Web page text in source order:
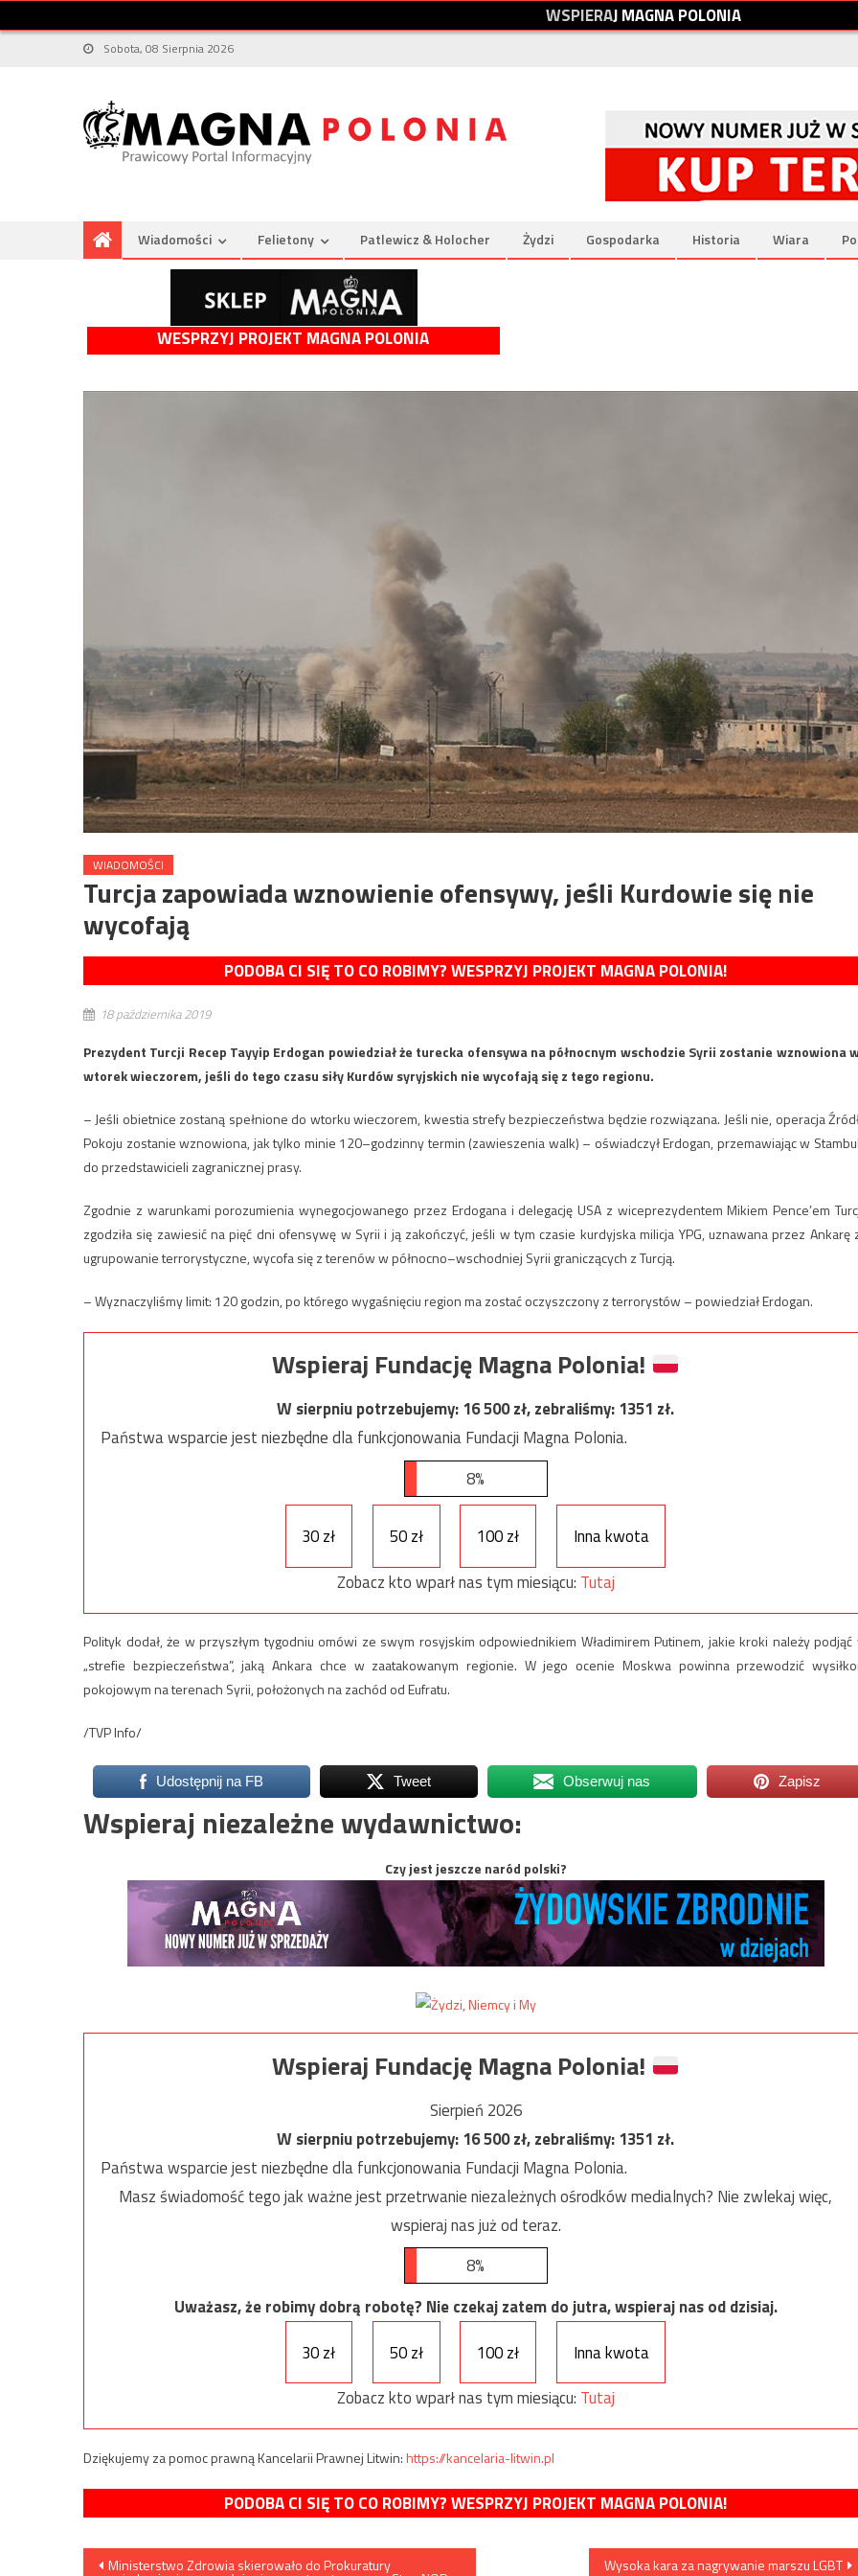
WSPIERAJMAGNAPOLONIA
Sobota, 08 Sierpnia 2026
Wiadomości Felietony Patlewicz & Holocher Żydzi Gospodarka Historia Wiara
WESPRZYJ PROJEKT MAGNA POLONIA
WIADOMOŚCI
Turcja zapowiada wznowienie ofensywy, jeśli Kurdowie się nie
wycofają
PODOBA CI SIĘ TO CO ROBIMY? WESPRZYJ PROJEKT MAGNA POLONIA!
18 października 2019
Prezydent Turcji Recep Tayyip Erdogan powiedział że turecka ofensywa na północnym wschodzie Syrii zostanie wznowiona
wtorek wieczorem, jeśli do tego czasu siły Kurdów syryjskich nie wycofają się z tego regionu.
– Jeśli obietnice zostaną spełnione do wtorku wieczorem, kwestia strefy bezpieczeństwa będzie rozwiązana. Jeśli nie, operacja
Pokoju zostanie wznowiona, jak tylko minie 120–godzinny termin (zawieszenia walk) – oświadczył Erdogan, przemawiając w
do przedstawicieli zagranicznej prasy.
Zgodnie z warunkami porozumienia wynegocjowanego przez Erdogana i delegację USA z wiceprezydentem Mikiem Pence’em
zgodziła się zawiesić na pięć dni ofensywę w Syrii i ją zakończyć, jeśli w tym czasie kurdyjska milicja YPG, uznawana przez Ankarę
ugrupowanie terrorystyczne, wycofa się z terenów w północno–wschodniej Syrii graniczących z Turcją.
– Wyznaczyliśmy limit: 120 godzin, po którego wygaśnięciu region ma zostać oczyszczony z terrorystów – powiedział Erdogan.
Wspieraj Fundację Magna Polonia!
W sierpniu potrzebujemy:16 500zł, zebraliśmy:1351 zł.
Państwa wsparcie jest niezbędne dla funkcjonowania Fundacji Magna Polonia.
8%
30 zł 50 zł 100 zł
Inna kwota
Zobacz kto wparł nas tym miesiącu: Tutaj
Polityk dodał, że w przyszłym tygodniu omówi ze swym rosyjskim odpowiednikiem Władimirem Putinem, jakie kroki należy podjąć
„strefie bezpieczeństwa”, jaką Ankara chce w zaatakowanym regionie. W jego ocenie Moskwa powinna przewodzić
pokojowym na terenach Syrii, położonych na zachód od Eufratu.
/TVP Info/
Udostępnij na FB Tweet Obserwuj nas Zapisz
Wspieraj niezależne wydawnictwo:
Czy jest jeszcze naród polski?
Wspieraj Fundację Magna Polonia!
Sierpień 2026
W sierpniu potrzebujemy:16 500zł, zebraliśmy:1351 zł.
Państwa wsparcie jest niezbędne dla funkcjonowania Fundacji Magna Polonia.
Masz świadomość tego jak ważne jest przetrwanie niezależnych ośrodków medialnych? Nie zwlekaj więc,
wspieraj nas już od teraz.
8%
Uważasz, że robimy dobrą robotę? Nie czekaj zatem do jutra, wspieraj nas od dzisiaj.
30 zł
50 zł 100 zł
Inna kwota
Zobacz kto wparł nas tym miesiącu: Tutaj
Dziękujemy za pomoc prawną Kancelarii Prawnej Litwin:https://kancelaria-litwin.pl
PODOBA CI SIĘ TO CO ROBIMY? WESPRZYJ PROJEKT MAGNA POLONIA!
Nawigacja
Ministerstwo Zdrowia skierowało do Prokuratury Wysoka kara za nagrywanie marszu LGBT